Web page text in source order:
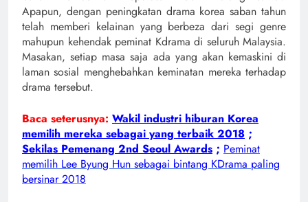
Apapun, dengan peningkatan drama korea saban tahun
telah memberi kelainan yang berbeza dari segi genre
mahupun kehendak peminat Kdrama di seluruh Malaysia.
Masakan, setiap masa saja ada yang akan kemaskini di
laman sosial menghebahkan keminatan mereka terhadap
drama tersebut.
Baca seterusnya: Wakil industri hiburan Korea
memilih mereka sebagai yang terbaik 2018 ;
Sekilas Pemenang 2nd Seoul Awards ; Peminat
memilih Lee Byung Hun sebagai bintang KDrama paling
bersinar 2018